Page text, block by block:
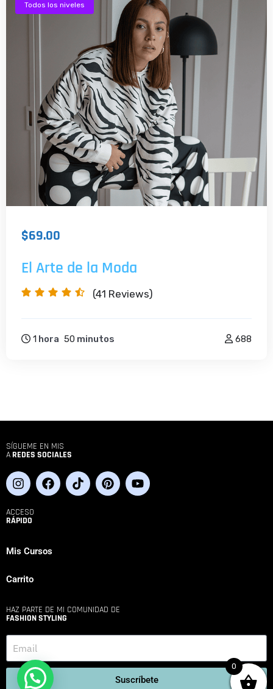
Todos los niveles
$69.00
El Arte de la Moda
(41 Reviews)
1 hora 50 minutos 688
SÍGUEME EN MIS
AREDES SOCIALES
ACCESO
RÁPIDO
Mis Cursos
Carrito
HAZ PARTE DE MI COMUNIDAD DE
FASHION STYLING
Suscríbete
0